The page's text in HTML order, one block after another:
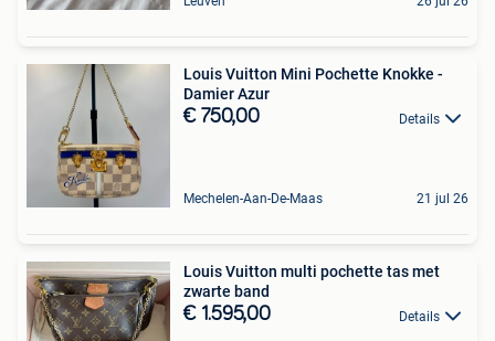
Louis Vuitton Mini Pochette Knokke -
Damier Azur
€ 750,00 Details
Mechelen-Aan-De-Maas 21 jul 26
Louis Vuitton multi pochette tas met
zwarte band
€ 1.595,00 Details